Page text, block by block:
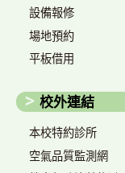
設備報修
場地預約
平板借用
校外連結
本校特約診所
空氣品質監測網